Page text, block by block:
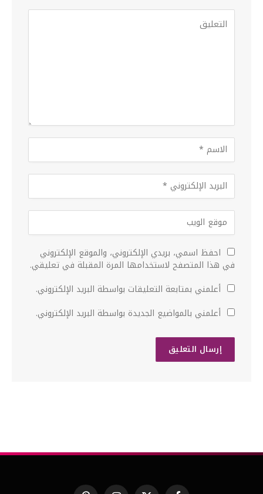
احفظ اسمي، بريدي الإلكتروني، والموقع الإلكتروني
في هذا المتصفح لاستخدامها المرة المقبلة في تعليقي.
أعلمني بمتابعة التعليقات بواسطة البريد الإلكتروني.
أعلمني بالمواضيع الجديدة بواسطة البريد الإلكتروني.